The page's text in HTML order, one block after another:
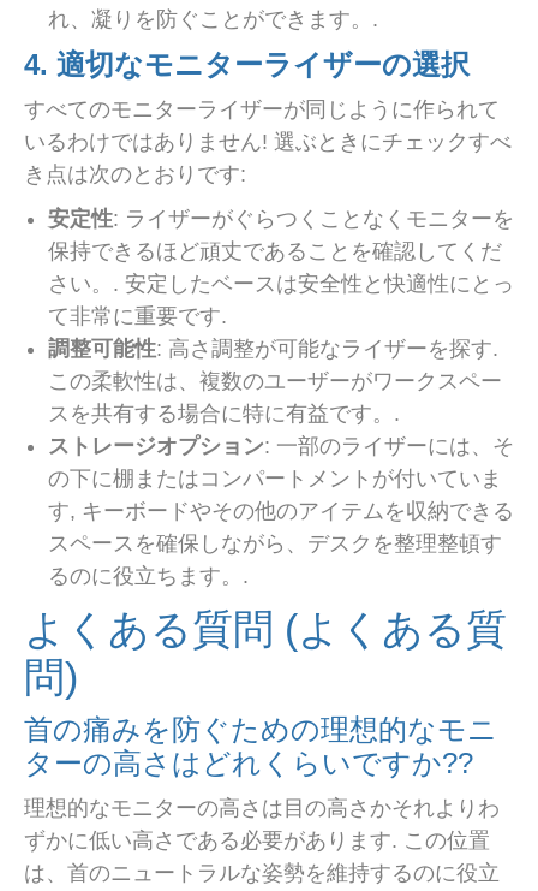
れ、凝りを防ぐことができます。.
4. 適切なモニターライザーの選択
すべてのモニターライザーが同じように作られて
いるわけではありません! 選ぶときにチェックすべ
き点は次のとおりです:
安定性: ライザーがぐらつくことなくモニターを
保持できるほど頑丈であることを確認してくだ
さい。. 安定したベースは安全性と快適性にとっ
て非常に重要です.
調整可能性: 高さ調整が可能なライザーを探す.
この柔軟性は、複数のユーザーがワークスペー
スを共有する場合に特に有益です。.
ストレージオプション: 一部のライザーには、そ
の下に棚またはコンパートメントが付いていま
す, キーボードやその他のアイテムを収納できる
スペースを確保しながら、デスクを整理整頓す
るのに役立ちます。.
よくある質問 (よくある質
問)
首の痛みを防ぐための理想的なモニ
ターの高さはどれくらいですか??
理想的なモニターの高さは目の高さかそれよりわ
ずかに低い高さである必要があります. この位置
は、首のニュートラルな姿勢を維持するのに役立